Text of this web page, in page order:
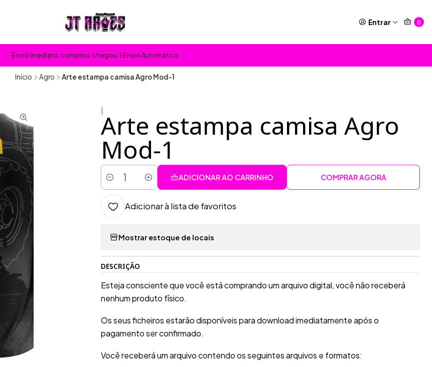
Entrar 0
Envio Imediato, comprou, chegou :) Envio Automático
Início Agro Arte estampa camisa Agro Mod-1
Arte estampa camisa Agro
Mod-1
Quantidade
ADICIONAR AO CARRINHO COMPRAR AGORA
Adicionar à lista de favoritos
Mostrar estoque de locais
DESCRIÇÃO
Esteja consciente que você está comprando um arquivo digital, você não receberá
nenhum produto físico.
Os seus ficheiros estarão disponíveis para download imediatamente após o
pagamento ser confirmado.
Você receberá um arquivo contendo os seguintes arquivos e formatos: